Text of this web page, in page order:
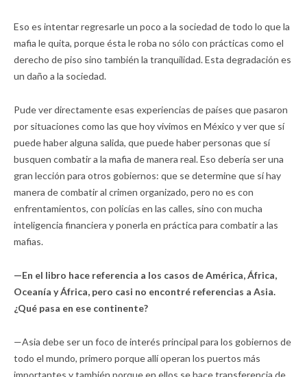
Eso es intentar regresarle un poco a la sociedad de todo lo que la
mafia le quita, porque ésta le roba no sólo con prácticas como el
derecho de piso sino también la tranquilidad. Esta degradación es
un daño a la sociedad.
Pude ver directamente esas experiencias de países que pasaron
por situaciones como las que hoy vivimos en México y ver que sí
puede haber alguna salida, que puede haber personas que sí
busquen combatir a la mafia de manera real. Eso debería ser una
gran lección para otros gobiernos: que se determine que sí hay
manera de combatir al crimen organizado, pero no es con
enfrentamientos, con policías en las calles, sino con mucha
inteligencia financiera y ponerla en práctica para combatir a las
mafias.
—En el libro hace referencia a los casos de América, África,
Oceanía y África, pero casi no encontré referencias a Asia.
¿Qué pasa en ese continente?
—Asia debe ser un foco de interés principal para los gobiernos de
todo el mundo, primero porque allí operan los puertos más
importantes y también porque en ellos se hace transferencia de